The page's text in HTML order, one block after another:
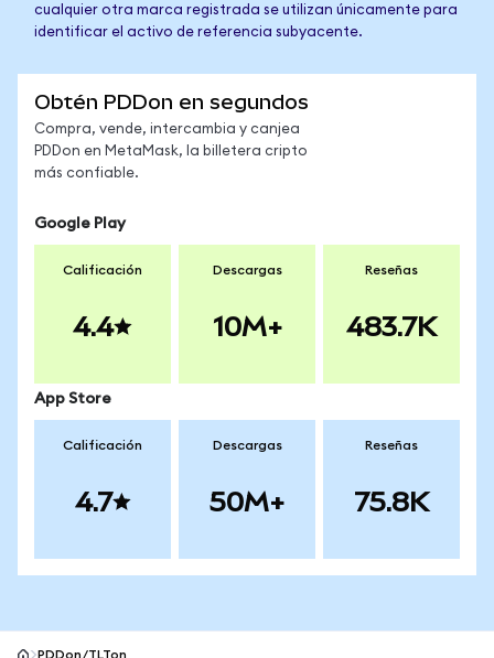
cualquier otra marca registrada se utilizan únicamente para
identificar el activo de referencia subyacente.
Obtén PDDon en segundos
Compra, vende, intercambia y canjea
PDDon en MetaMask, la billetera cripto
más confiable.
Google Play
Calificación
4.4
Descargas
10M+
Reseñas
483.7K
App Store
Calificación
4.7
Descargas
50M+
Reseñas
75.8K
PDDon/TLTon